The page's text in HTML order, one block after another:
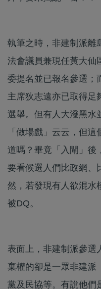
執筆之時，非建制派離
法會議員兼現任黃大仙
委提名並已報名參選；
主席狄志遠亦已取得足
選舉。但有人大潑黑水
「做場戲」云云，但
道嗎？畢竟「入閘」後
要看候選人們比政網、
然，若發現有人欲混水
被DQ。
表面上，非建制派參選
棄權的卻是一眾非建派
黨及民協等。有說他們